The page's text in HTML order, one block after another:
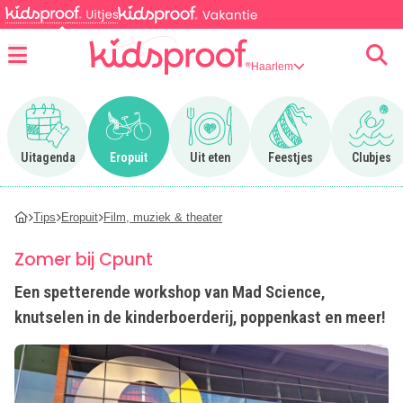
Haarlem
Uitagenda
Ga naar Uitagenda
Eropuit
Ga naar Eropuit
Uit eten
Ga naar Uit eten
Feestjes
Ga naar Feestjes
Clubjes
Ga
Tips Eropuit Film, muziek & theater
Zomer bij Cpunt
Een spetterende workshop van Mad Science,
knutselen in de kinderboerderij, poppenkast en meer!